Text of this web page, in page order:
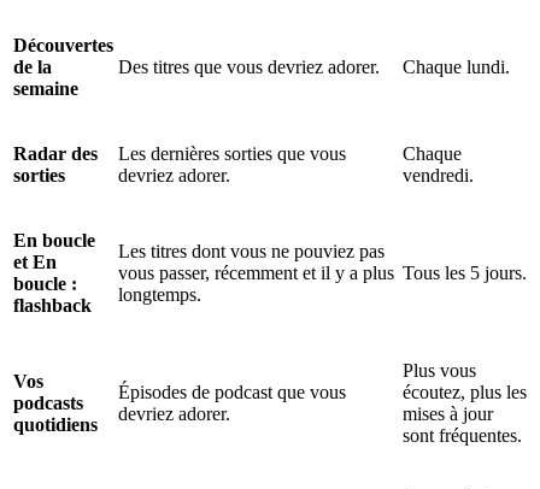
Découvertes
de la
semaine
Des titres que vous devriez adorer. Chaque lundi.
Radar des
sorties
Les dernières sorties que vous
devriez adorer.
Chaque
vendredi.
En boucle
et En
boucle :
flashback
Les titres dont vous ne pouviez pas
vous passer, récemment et il y a plus
longtemps.
Tous les 5 jours.
Vos
podcasts
quotidiens
Épisodes de podcast que vous
devriez adorer.
Plus vous
écoutez, plus les
mises à jour
sont fréquentes.